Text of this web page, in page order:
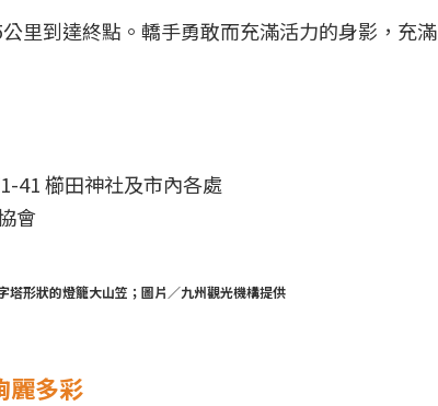
里到達終點。轎手勇敢而充滿活力的身影，充
41 櫛田神社及市內各處
會
塔形狀的燈籠大山笠；圖片／九州觀光機構提供
麗多彩